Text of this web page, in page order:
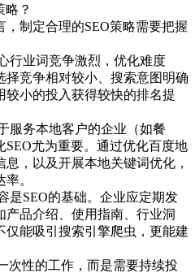
略？
制定合理的SEO策略需要把握
行业词竞争激烈，优化难度
择竞争相对较小、搜索意图明确
较小的投入获得较快的排名提
服务本地客户的企业（如餐
尤为重要。通过优化百度地
，以及开展本地关键词优化，
。
是SEO的基础。企业应定期发
品介绍、使用指南、行业洞
能吸引搜索引擎爬虫，更能建
次性的工作，而是需要持续投